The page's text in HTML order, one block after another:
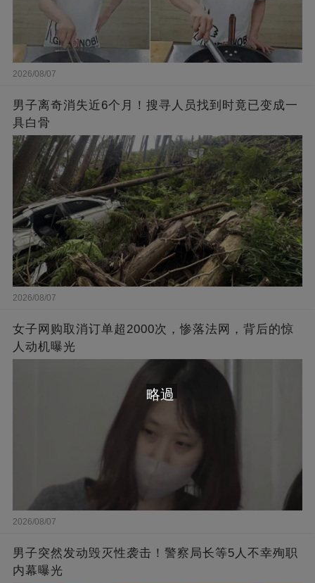
2026/08/07
男子离奇消失近6个月！搜寻人员找到时竟已变成一
具白骨
2026/08/07
女子网购取消订单超2000次，惨落法网，背后的惊
人动机曝光
2026/08/07
男子突然发动毁灭性袭击！警察局长等5人不幸殉职
内幕曝光
略過